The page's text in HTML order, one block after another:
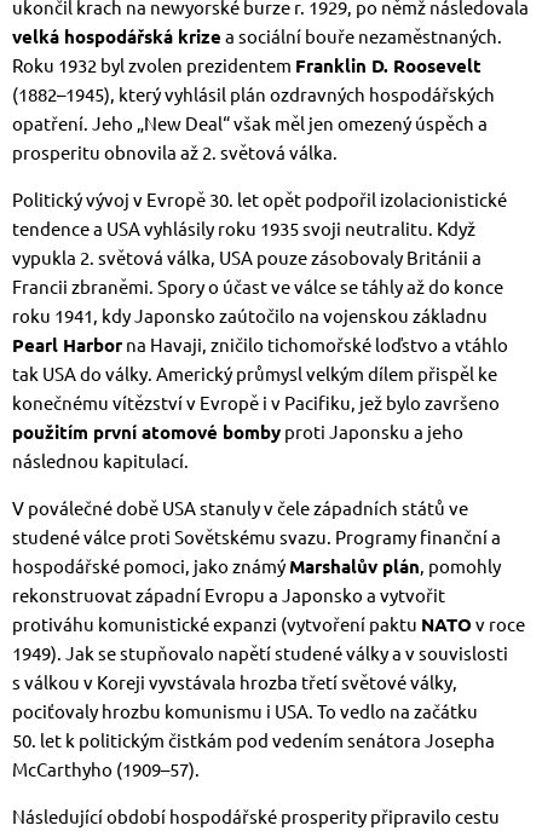
ukončil krach na newyorské burze r. 1929, po němž následovala
velká hospodářská krize a sociální bouře nezaměstnaných.
Roku 1932 byl zvolen prezidentem Franklin D. Roosevelt
(1882–1945), který vyhlásil plán ozdravných hospodářských
opatření. Jeho „New Deal“ však měl jen omezený úspěch a
prosperitu obnovila až 2. světová válka.
Politický vývoj v Evropě 30. let opět podpořil izolacionistické
tendence a USA vyhlásily roku 1935 svoji neutralitu. Když
vypukla 2. světová válka, USA pouze zásobovaly Británii a
Francii zbraněmi. Spory o účast ve válce se táhly až do konce
roku 1941, kdy Japonsko zaútočilo na vojenskou základnu
Pearl Harbor na Havaji, zničilo tichomořské loďstvo a vtáhlo
tak USA do války. Americký průmysl velkým dílem přispěl ke
konečnému vítězství v Evropě i v Pacifiku, jež bylo završeno
použitím první atomové bomby proti Japonsku a jeho
následnou kapitulací.
V poválečné době USA stanuly v čele západních států ve
studené válce proti Sovětskému svazu. Programy finanční a
hospodářské pomoci, jako známý Marshalův plán, pomohly
rekonstruovat západní Evropu a Japonsko a vytvořit
protiváhu komunistické expanzi (vytvoření paktu NATO v roce
1949). Jak se stupňovalo napětí studené války a v souvislosti
s válkou v Koreji vyvstávala hrozba třetí světové války,
pociťovaly hrozbu komunismu i USA. To vedlo na začátku
50. let k politickým čistkám pod vedením senátora Josepha
McCarthyho (1909–57).
Následující období hospodářské prosperity připravilo cestu